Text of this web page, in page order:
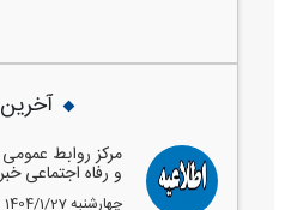
مرکز روابط عمومی
و رفاه اجتماعی
1404/1/27 چهارشنبه